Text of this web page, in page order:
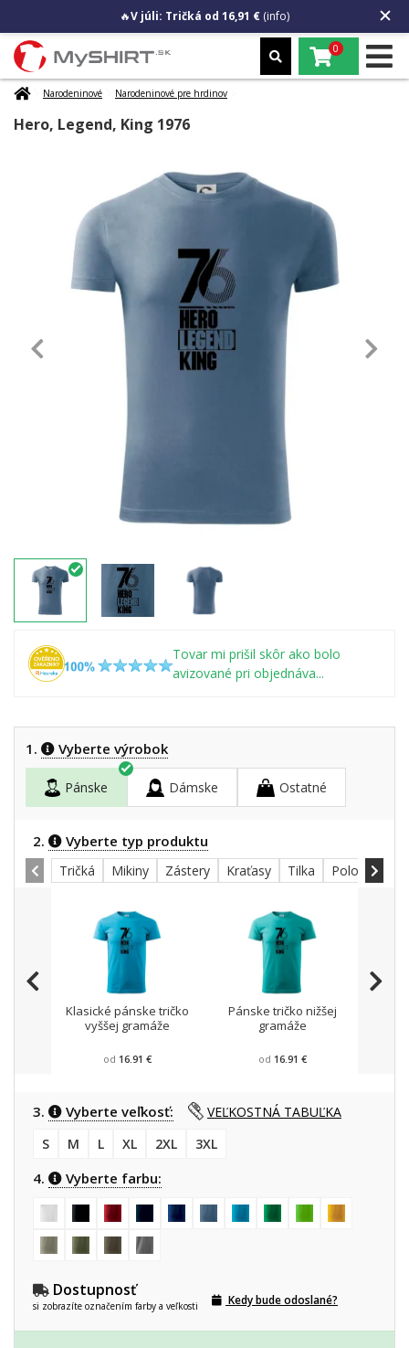
🔥V júli: Tričká od 16,91 € (info)
0
Narodeninové Narodeninové pre hrdinov
Hero, Legend, King 1976
Tovar mi prišil skôr ako bolo
avizované pri objednáva...
1. Vyberte výrobok
Pánske Dámske Ostatné
2. Vyberte typ produktu
Tričká Mikiny Zástery Kraťasy Tilka Polokošele
Klasické pánske tričko
vyššej gramáže
od 16.91 €
Pánske tričko nižšej
gramáže
od 16.91 €
3. Vyberte veľkosť:
VEĽKOSTNÁ TABUĽKA
S
M L XL 2XL 3XL
4. Vyberte farbu:
Dostupnosť
si zobrazíte označením farby a veľkosti Kedy bude odoslané?